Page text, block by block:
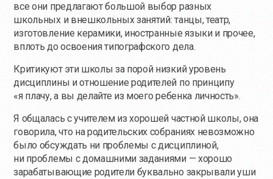
все они предлагают большой выбор разных
школьных и внешкольных занятий: танцы, театр,
изготовление керамики, иностранные языки и прочее,
вплоть до освоения типографского дела.
Критикуют эти школы за порой низкий уровень
дисциплины и отношение родителей по принципу
«я плачу, а вы делайте из моего ребенка личность».
Я общалась с учителем из хорошей частной школы, она
говорила, что на родительских собраниях невозможно
было обсуждать ни проблемы с дисциплиной,
ни проблемы с домашними заданиями — хорошо
зарабатывающие родители буквально закрывали уши